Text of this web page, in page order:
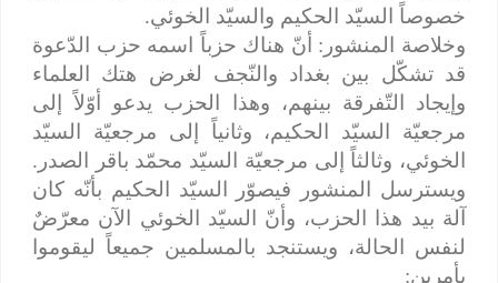
خصوصاً السيّد الحكيم والسيّد الخوئي.
وخلاصة المنشور: أنّ هناك حزباً اسمه حزب الدّعوة
قد تشكّل بين بغداد والنّجف لغرض هتك العلماء
وإيجاد التّفرقة بينهم، وهذا الحزب يدعو أوّلاً إلى
مرجعيّة السيّد الحكيم، وثانياً إلى مرجعيّة السيّد
الخوئي، وثالثاً إلى مرجعيّة السيّد محمّد باقر الصدر.
ويسترسل المنشور فيصوّر السيّد الحكيم بأنّه كان
آلة بيد هذا الحزب، وأنّ السيّد الخوئي الآن معرّضٌ
لنفس الحالة، ويستنجد بالمسلمين جميعاً ليقوموا
بأمرين: